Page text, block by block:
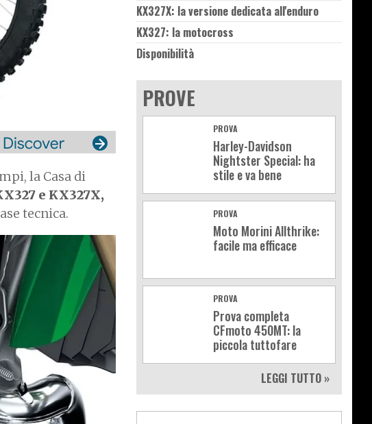
la Casa di
e KX327X,
tecnica.
KX327X: la versione dedicata all'enduro
KX327: la motocross
Disponibilità
PROVE
PROVA
Harley-Davidson
Nightster Special: ha
stile e va bene
PROVA
Moto Morini Allthrike:
facile ma efficace
PROVA
Prova completa
CFmoto 450MT: la
piccola tuttofare
LEGGI TUTTO »